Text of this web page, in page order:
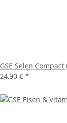
GSE Selen
24,90 € *